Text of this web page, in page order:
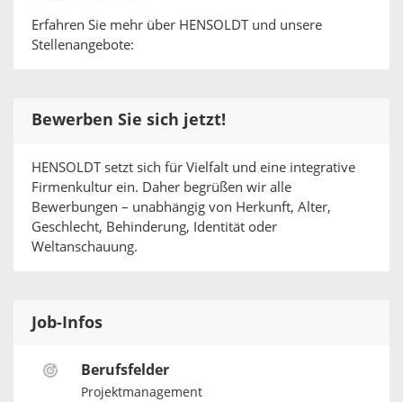
Erfahren Sie mehr über HENSOLDT und unsere
Stellenangebote:
Bewerben Sie sich jetzt!
HENSOLDT setzt sich für Vielfalt und eine integrative
Firmenkultur ein. Daher begrüßen wir alle
Bewerbungen – unabhängig von Herkunft, Alter,
Geschlecht, Behinderung, Identität oder
Weltanschauung.
Job-Infos
Berufsfelder
Projektmanagement